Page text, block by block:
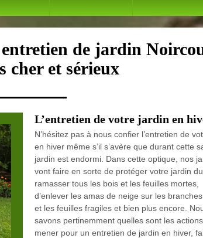
de jardin
cher et sérieux
L’entretien de votre jardin en
N’hésitez pas à nous confier l’entretien de
en hiver même s’il s’avère que durant cette
jardin est endormi. Dans cette optique, nos
vont faire en sorte de protéger votre jardin
ramasser tous les bois et les feuilles mortes,
d’enlever les amas de neige sur les branches
et les feuilles fragiles et bien plus encore.
savons pertinemment quelles sont les
mener pour un entretien de jardin en hiver,